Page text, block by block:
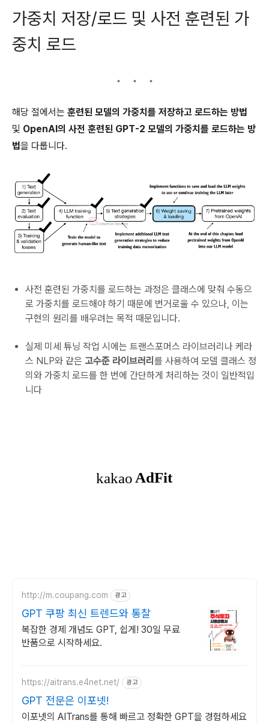
가중치 저장/로드 및 사전 훈련된 가
중치 로드
해당 절에서는 훈련된 모델의 가중치를 저장하고 로드하는 방법
및 OpenAI의 사전 훈련된 GPT-2 모델의 가중치를 로드하는 방
법을 다룹니다.
사전 훈련된 가중치를 로드하는 과정은 클래스에 맞춰 수동으
로 가중치를 로드해야 하기 때문에 번거로울 수 있으나, 이는
구현의 원리를 배우려는 목적 때문입니다.
실제 미세 튜닝 작업 시에는 트랜스포머스 라이브러리나 케라
스 NLP와 같은 고수준 라이브러리 를 사용하여 모델 클래스 정
의와 가중치 로드를 한 번에 간단하게 처리하는 것이 일반적입
니다
http://m.coupang.com 광고
GPT 쿠팡 최신 트렌드와 통찰
복잡한 경제 개념도 GPT, 쉽게! 30일 무료
반품으로 시작하세요.
https://aitrans.e4net.net/ 광고
GPT 전문은 이포넷!
이포넷의 AITrans를 통해 빠르고 정확한 GPT을 경험하세요